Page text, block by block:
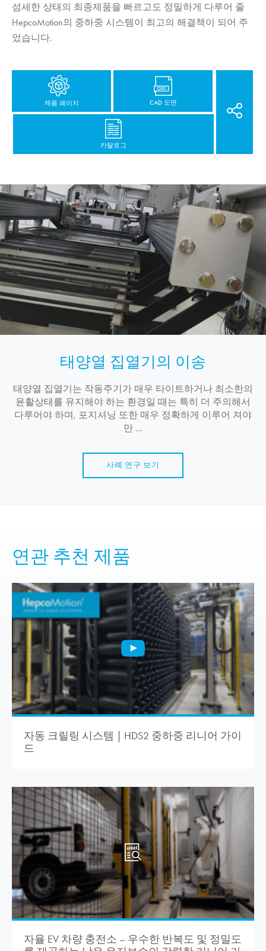
섬세한 상태의 최종제품을 빠르고도 정밀하게 다루어 줄
HepcoMotion의 중하중 시스템이 최고의 해결책이 되어 주
었습니다.
제품 페이지 CAD 도면
카탈로그
태양열 집열기의 이송
태양열 집열기는 작동주기가 매우 타이트하거나 최소한의
윤활상태를 유지해야 하는 환경일 때는 특히 더 주의해서
다루어야 하며, 포지셔닝 또한 매우 정확하게 이루어 져야
만 ...
사례 연구 보기
연관 추천 제품
자동 크릴링 시스템 | HDS2 중하중 리니어 가이
드
자율 EV 차량 충전소 – 우수한 반복도 및 정밀도